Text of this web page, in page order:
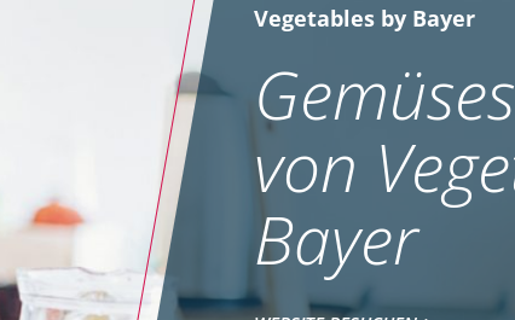
Vegetables by Bayer
von
Bayer